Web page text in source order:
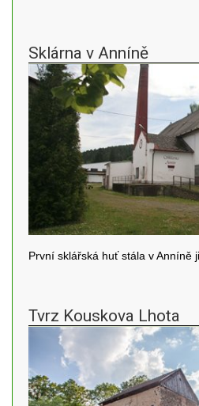
Sklárna v Anníně
První sklářská huť stála v Anníně
Tvrz Kouskova Lhota